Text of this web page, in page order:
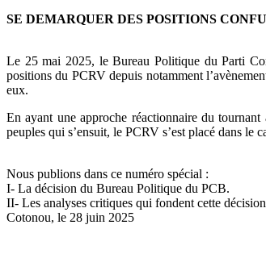
SE DEMARQUER DES POSITIONS
Le 25 mai 2025, le Bureau Politique du Parti
positions du PCRV depuis notamment
eux.
En ayant une approche réactionnaire du
peuples qui s’ensuit, le PCRV s’est placé dans le
Nous publions dans ce numéro spécial :
I- La décision du Bureau Politique du PCB.
II- Les analyses critiques qui fondent cette
Cotonou, le 28 juin 2025